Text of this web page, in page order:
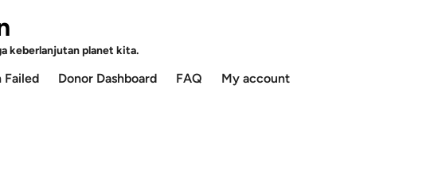
keberlanjutan planet kita.
Failed Donor Dashboard FAQ My account